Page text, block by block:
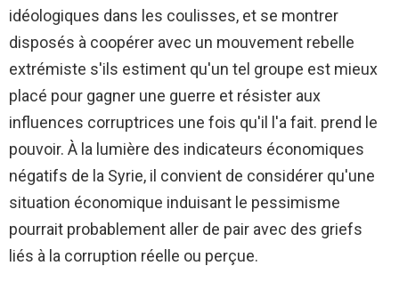
idéologiques dans les coulisses, et se montrer
disposés à coopérer avec un mouvement rebelle
extrémiste s'ils estiment qu'un tel groupe est mieux
placé pour gagner une guerre et résister aux
influences corruptrices une fois qu'il l'a fait. prend le
pouvoir. À la lumière des indicateurs économiques
négatifs de la Syrie, il convient de considérer qu'une
situation économique induisant le pessimisme
pourrait probablement aller de pair avec des griefs
liés à la corruption réelle ou perçue.